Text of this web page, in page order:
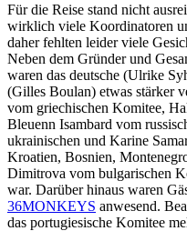
Für die Reise stand nicht
wirklich viele Koordinatoren
daher fehlten leider viele
Neben dem Gründer und
waren das deutsche (Ulrike
(Gilles Boulan) etwas stärker
vom griechischen Komitee,
Bleuenn Isambard vom
ukrainischen und Karine
Kroatien, Bosnien,
Dimitrova vom bulgarischen
war. Darüber hinaus waren
36MONKEYS anwesend.
das portugiesische Komitee